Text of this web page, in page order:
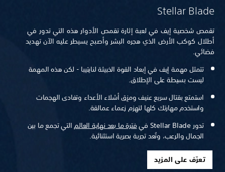
Stellar Blade
تقمص شخصية إيف في لعبة إثارة تقمص الأدوار هذه التي تدور في
أطلال كوكب الأرض الذي هجره البشر وأصبح يسيطر عليه الآن تهديد
فضائي.
تتمثل مهمة إيف في إبعاد القوة الخبيثة لنايتيبا - لكن هذه المهمة
ليست بسيطة على الإطلاق.
استمتع بقتال سريع عنيف ومزِق أشلاء الأعداء وتفادى الهجمات
واستخدم مهارتك كلها لتهزم زعماء عمالقة.
تدور Stellar Blade في
فترة ما بعد نهاية العالم التي تجمع ما بين
الجمال والرعب، وتُعد تجربة بصرية استثنائية.
تعرّف على المزيد